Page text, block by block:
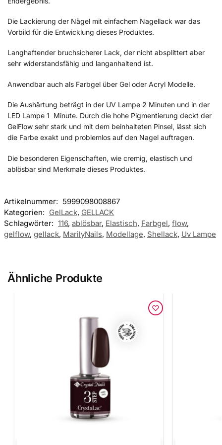
Die Lackierung der Nägel mit einfachem Nagellack war das
Vorbild für die Entwicklung dieses Produktes.
Langhaftender bruchsicherer Lack, der nicht absplittert aber
sehr widerstandsfähig und langanhaltend ist.
Anwendbar auch als Farbgel über Gel oder Acryl Modelle.
Die Aushärtung beträgt in der UV Lampe 2 Minuten und in der
LED Lampe 1 Minute. Durch die hohe Pigmentierung deckt der
GelFlow sehr stark und mit dem beinhalteten Pinsel, lässt sich
die Farbe exakt und problemlos auf den Nagel auftragen.
Die besonderen Eigenschaften, wie cremig, elastisch und
ablösbar sind Merkmale dieses Produktes.
Artikelnummer: 5999098008867
Kategorien: GelLack, GELLACK
Schlagwörter: 116, ablösbar, Elastisch, Farbgel, flow,
gelflow, gellack, MarilyNails, Modellage, Shellack, Uv Lampe
Ähnliche Produkte